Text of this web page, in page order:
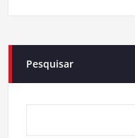
Pesquisar